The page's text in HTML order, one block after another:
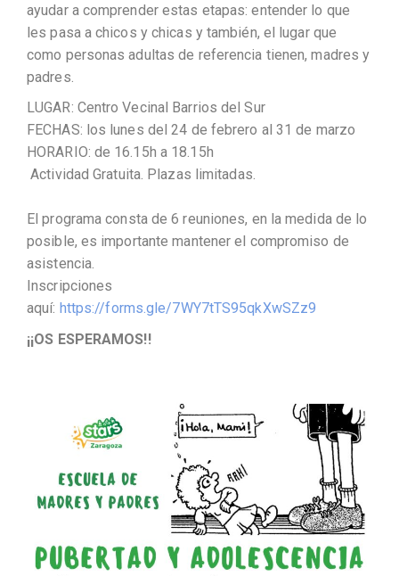
ayudar a comprender estas etapas: entender lo que
les pasa a chicos y chicas y también, el lugar que
como personas adultas de referencia tienen, madres y
padres.
LUGAR: Centro Vecinal Barrios del Sur
FECHAS: los lunes del 24 de febrero al 31 de marzo
HORARIO: de 16.15h a 18.15h
Actividad Gratuita. Plazas limitadas.
El programa consta de 6 reuniones, en la medida de lo
posible, es importante mantener el compromiso de
asistencia.
Inscripciones
aquí: https://forms.gle/7WY7tTS95qkXwSZz9
¡¡OS ESPERAMOS!!